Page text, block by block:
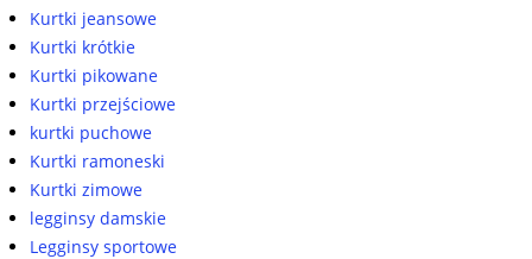
Kurtki jeansowe
Kurtki krótkie
Kurtki pikowane
Kurtki przejściowe
kurtki puchowe
Kurtki ramoneski
Kurtki zimowe
legginsy damskie
Legginsy sportowe